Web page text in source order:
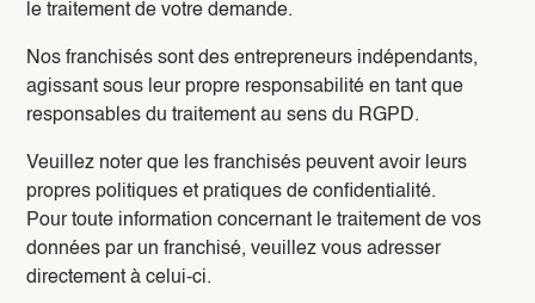
le traitement de votre demande.
Nos franchisés sont des entrepreneurs indépendants,
agissant sous leur propre responsabilité en tant que
responsables du traitement au sens du RGPD.
Veuillez noter que les franchisés peuvent avoir leurs
propres politiques et pratiques de confidentialité.
Pour toute information concernant le traitement de vos
données par un franchisé, veuillez vous adresser
directement à celui-ci.